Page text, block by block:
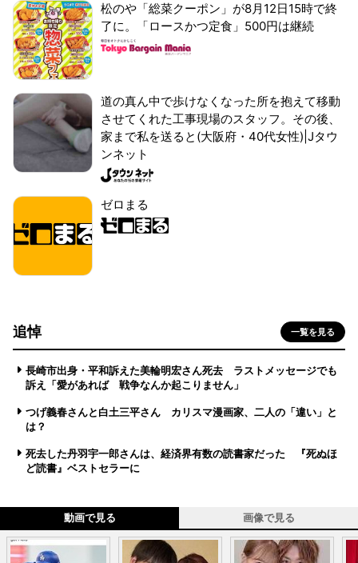
松のや「総菜クーポン」が8月12日15時で終
了に。「ロースかつ定食」500円は継続
道の真ん中で歩けなくなった所を抱えて移動
させてくれた工事現場のスタッフ。その後、
家まで私を送ると(大阪府・40代女性)|Jタウ
ンネット
ゼロまる
追悼 一覧を見る
長崎市出身・平和訴えた美輪明宏さん死去 ラストメッセージでも
訴え「愛があれば 戦争なんか起こりません」
つげ義春さんと白土三平さん カリスマ漫画家、二人の「違い」と
は？
死去した丹羽宇一郎さんは、経済界有数の読書家だった 『死ぬほ
ど読書』ベストセラーに
動画で見る 画像で見る